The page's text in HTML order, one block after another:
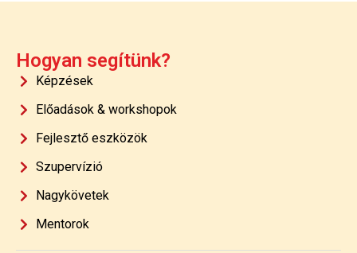
Hogyan segítünk?
Képzések
Előadások & workshopok
Fejlesztő eszközök
Szupervízió
Nagykövetek
Mentorok